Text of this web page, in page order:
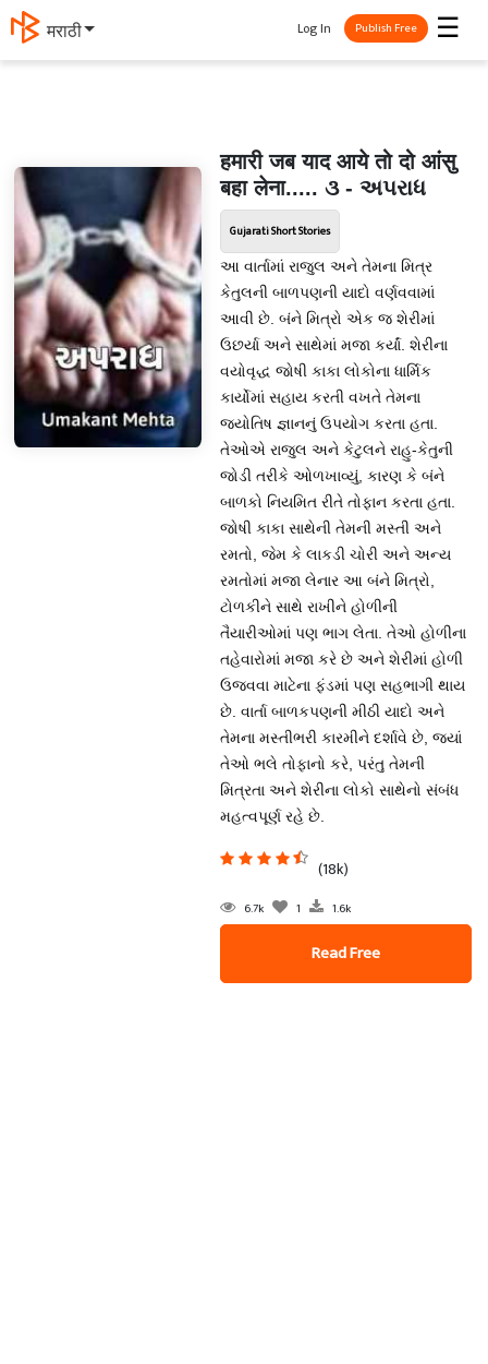
मराठी ☰
Log In Publish Free
हमारी जब याद आये तो दो आंसु
बहा लेना..... ૩ - અપરાધ
Gujarati Short Stories
આ વાર્તામાં રાજુલ અને તેમના મિત્ર
કેતુલની બાળપણની યાદો વર્ણવવામાં
આવી છે. બંને મિત્રો એક જ શેરીમાં
ઉછર્યા અને સાથેમાં મજા કર્યાં. શેરીના
વયોવૃદ્ધ જોષી કાકા લોકોના ધાર્મિક
કાર્યોમાં સહાય કરતી વખતે તેમના
જ્યોતિષ જ્ઞાનનું ઉપયોગ કરતા હતા.
તેઓએ રાજુલ અને કેટુલને રાહુ-કેતુની
જોડી તરીકે ઓળખાવ્યું, કારણ કે બંને
બાળકો નિયમિત રીતે તોફાન કરતા હતા.
જોષી કાકા સાથેની તેમની મસ્તી અને
રમતો, જેમ કે લાકડી ચોરી અને અન્ય
રમતોમાં મજા લેનાર આ બંને મિત્રો,
ટોળકીને સાથે રાખીને હોળીની
તૈયારીઓમાં પણ ભાગ લેતા. તેઓ હોળીના
તહેવારોમાં મજા કરે છે અને શેરીમાં હોળી
ઉજવવા માટેના ફંડમાં પણ સહભાગી થાય
છે. વાર્તા બાળકપણની મીઠી યાદો અને
તેમના મસ્તીભરી કારમીને દર્શાવે છે, જ્યાં
તેઓ ભલે તોફાનો કરે, પરંતુ તેમની
મિત્રતા અને શેરીના લોકો સાથેનો સંબંધ
મહત્વપૂર્ણ રહે છે.
(18k)
6.7k 1 1.6k
Read Free